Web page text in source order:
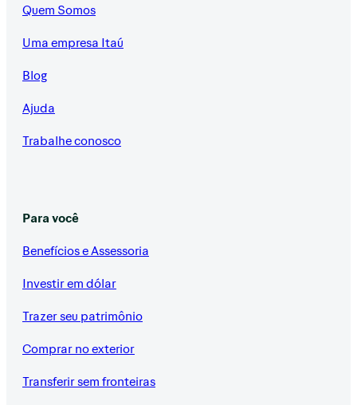
Quem Somos
Uma empresa Itaú
Blog
Ajuda
Trabalhe conosco
Para você
Benefícios e Assessoria
Investir em dólar
Trazer seu patrimônio
Comprar no exterior
Transferir sem fronteiras